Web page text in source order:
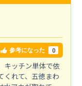
参考になった 0
キッチン単体で依
くれて、五徳まわ